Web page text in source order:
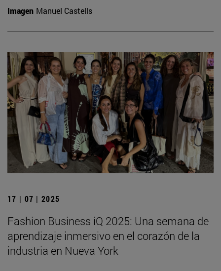
Imagen Manuel Castells
17 | 07 | 2025
Fashion Business iQ 2025: Una semana de
aprendizaje inmersivo en el corazón de la
industria en Nueva York